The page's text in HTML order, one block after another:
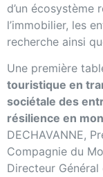
d’un écosystème
l’immobilier, les
recherche ainsi
Une première
touristique en
sociétale des
résilience en
DECHAVANNE,
Compagnie du
Directeur Général